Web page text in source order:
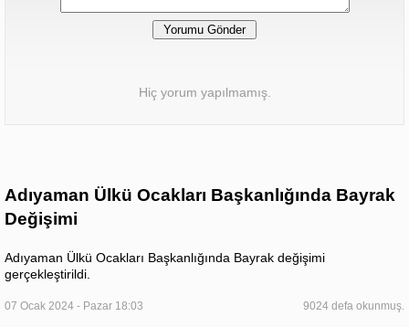
Hiç yorum yapılmamış.
Adıyaman Ülkü Ocakları Başkanlığında Bayrak
Değişimi
Adıyaman Ülkü Ocakları Başkanlığında Bayrak değişimi
gerçekleştirildi.
07 Ocak 2024 - Pazar 18:03 9024 defa okunmuş.